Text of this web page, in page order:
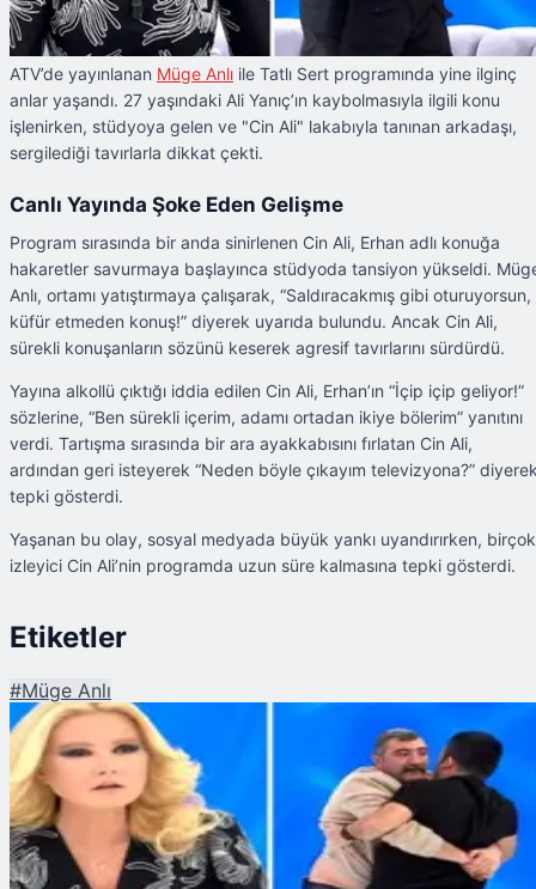
ATV’de yayınlanan Müge Anlı ile Tatlı Sert programında yine ilginç
anlar yaşandı. 27 yaşındaki Ali Yanıç’ın kaybolmasıyla ilgili konu
işlenirken, stüdyoya gelen ve "Cin Ali" lakabıyla tanınan arkadaşı,
sergilediği tavırlarla dikkat çekti.
Canlı Yayında Şoke Eden Gelişme
Program sırasında bir anda sinirlenen Cin Ali, Erhan adlı konuğa
hakaretler savurmaya başlayınca stüdyoda tansiyon yükseldi.
Anlı, ortamı yatıştırmaya çalışarak, “Saldıracakmış gibi oturuyorsun,
küfür etmeden konuş!” diyerek uyarıda bulundu. Ancak Cin Ali,
sürekli konuşanların sözünü keserek agresif tavırlarını sürdürdü.
Yayına alkollü çıktığı iddia edilen Cin Ali, Erhan’ın “İçip içip geliyor!”
sözlerine, “Ben sürekli içerim, adamı ortadan ikiye bölerim” yanıtını
verdi. Tartışma sırasında bir ara ayakkabısını fırlatan Cin Ali,
ardından geri isteyerek “Neden böyle çıkayım televizyona?”
tepki gösterdi.
Yaşanan bu olay, sosyal medyada büyük yankı uyandırırken, birçok
izleyici Cin Ali’nin programda uzun süre kalmasına tepki gösterdi.
Etiketler
#Müge Anlı
Şu An Okunan
Müge Anlı Şoke Oldu: Ali Yanıç'ın Arandığı Programa Sarhoş Çıkan Cin Ali
Lakaplı Şahıs Ortalığı Birbirine Kattı!